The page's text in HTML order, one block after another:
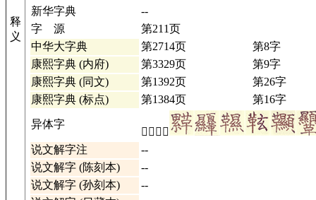
释
义
新华字典
--
字 源
第211页
中华大字典
第2714页
第8字
康熙字典 (内府)
第3329页
第9字
康熙字典 (同文)
第1392页
第26字
康熙字典 (标点)
第1384页 第16字
异体字
𩌹𩌺𩎍𩏰
说文解字注
--
说文解字 (陈刻本)
--
说文解字 (孙刻本)
--